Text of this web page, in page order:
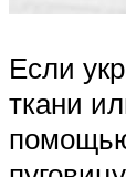
Если
ткани